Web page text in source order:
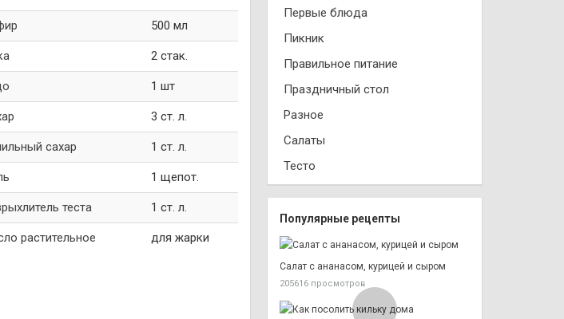
500 мл
2 стак.
1 шт
3 ст. л.
сахар 1 ст. л.
1 щепот.
теста 1 ст. л.
растительное для жарки
Первые блюда
Пикник
Правильное питание
Праздничный стол
Разное
Салаты
Тесто
Популярные рецепты
Салат с ананасом, курицей и сыром
205616 просмотров